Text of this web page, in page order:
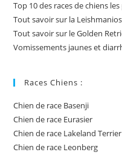
Top 10 des races de chiens
Tout savoir sur la
Tout savoir sur le Golden
Vomissements jaunes et
Races Chiens :
Chien de race Basenji
Chien de race Eurasier
Chien de race Lakeland Terrier
Chien de race Leonberg